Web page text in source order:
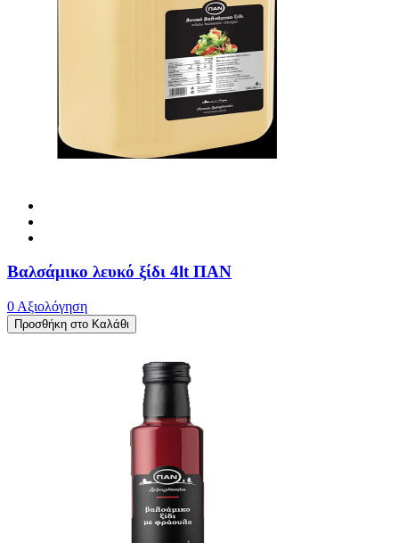
Βαλσάμικο λευκό ξίδι 4lt ΠΑΝ
0 Αξιολόγηση
Προσθήκη στο Καλάθι